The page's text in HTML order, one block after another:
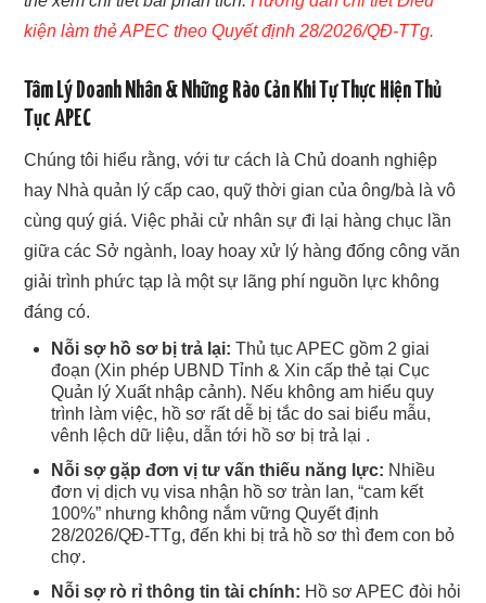
kiện làm thẻ APEC theo Quyết định 28/2026/QĐ-TTg.
Tâm Lý Doanh Nhân & Những Rào Cản Khi Tự Thực Hiện Thủ
Tục APEC
Chúng tôi hiểu rằng, với tư cách là Chủ doanh nghiệp
hay Nhà quản lý cấp cao, quỹ thời gian của ông/bà là vô
cùng quý giá. Việc phải cử nhân sự đi lại hàng chục lần
giữa các Sở ngành, loay hoay xử lý hàng đống công văn
giải trình phức tạp là một sự lãng phí nguồn lực không
đáng có.
Nỗi sợ hồ sơ bị trả lại: Thủ tục APEC gồm 2 giai
đoạn (Xin phép UBND Tỉnh & Xin cấp thẻ tại Cục
Quản lý Xuất nhập cảnh). Nếu không am hiểu quy
trình làm việc, hồ sơ rất dễ bị tắc do sai biểu mẫu,
vênh lệch dữ liệu, dẫn tới hồ sơ bị trả lại .
Nỗi sợ gặp đơn vị tư vấn thiếu năng lực: Nhiều
đơn vị dịch vụ visa nhận hồ sơ tràn lan, “cam kết
100%” nhưng không nắm vững Quyết định
28/2026/QĐ-TTg, đến khi bị trả hồ sơ thì đem con bỏ
chợ.
Nỗi sợ rò rỉ thông tin tài chính: Hồ sơ APEC đòi hỏi